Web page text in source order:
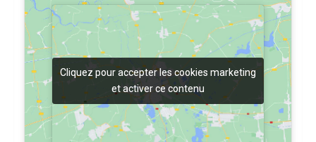
Cliquez pour accepter les cookies marketing
et activer ce contenu
Cliquez pour accepter les cookies marketing
et activer ce contenu